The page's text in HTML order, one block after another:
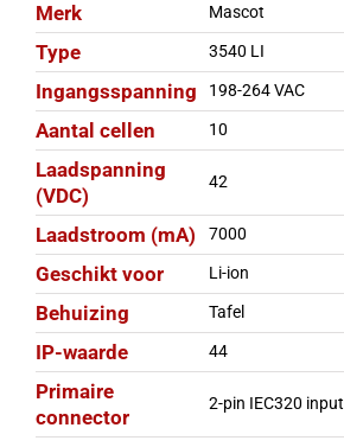
Merk Mascot
Type 3540 LI
Ingangsspanning 198-264 VAC
Aantal cellen 10
Laadspanning
(VDC)
42
Laadstroom (mA) 7000
Geschikt voor Li-ion
Behuizing Tafel
IP-waarde 44
Primaire
connector
2-pin IEC320 input